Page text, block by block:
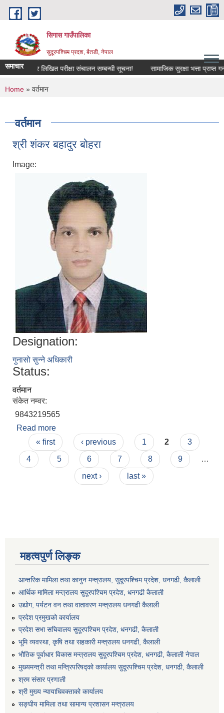
Skip to main content
सिगास गाउँपालिका
सुदूरपश्चिम प्रदश, बैतडी, नेपाल
समाचार
संक्षिप्त सूची र लिखित परीक्षा संचालन सम्बन्धी सूचना! सामाजिक सुरक्षा भत्ता प्राप्त
You are here
Home » वर्तमान
वर्तमान
श्री शंकर बहादुर बोहरा
Image:
Designation:
गुनासो सुन्ने अधिकारी
Status:
वर्तमान
संकेत नम्वर:
9843219565
Read more
Pages
« first ‹ previous 1 2
3
4
5 6 7 8 9
…
next ›
last »
महत्वपुर्ण लिङ्क
आन्तरिक मामिला तथा कानुन मन्त्रालय, सुदूरपश्चिम प्रदेश, धनगढी, कैलाली
आर्थिक मामिला मन्त्रालय सुदूरपश्चिम प्रदेश, धनगढी कैलाली
उद्योग, पर्यटन वन तथा वातावरण मन्त्रालय धनगढी कैलाली
प्रदेश प्रमुखको कार्यालय
प्रदेश सभा सचिवालय सुदूरपश्‍चिम प्रदेश, धनगढी, कैलाली
भूमि व्यवस्था, कृषि तथा सहकारी मन्त्रालय धनगढी, कैलाली
भौतिक पूर्वाधार विकास मन्त्रालय सुदूरपश्चिम प्रदेश, धनगढी, कैलाली नेपाल
मुख्यमन्त्री तथा मन्त्रिपरिषद्को कार्यालय सुदूरपश्चिम प्रदेश, धनगढी, कैलाली
श्रम संसार प्रणाली
श्री मुख्य न्यायाधिवक्ताको कार्यालय
सङ्‍घीय मामिला तथा सामान्य प्रशासन मन्त्रालय